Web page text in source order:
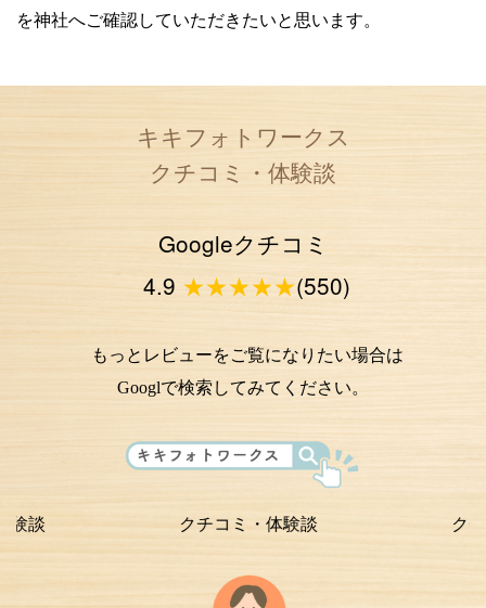
を神社へご確認していただきたいと思います。
キキフォトワークス
クチコミ・体験談
Googleクチコミ
4.9 ★★★★★(550)
もっとレビューをご覧になりたい場合は
Googlで検索してみてください。
クチコミ・体験談 クチコミ・